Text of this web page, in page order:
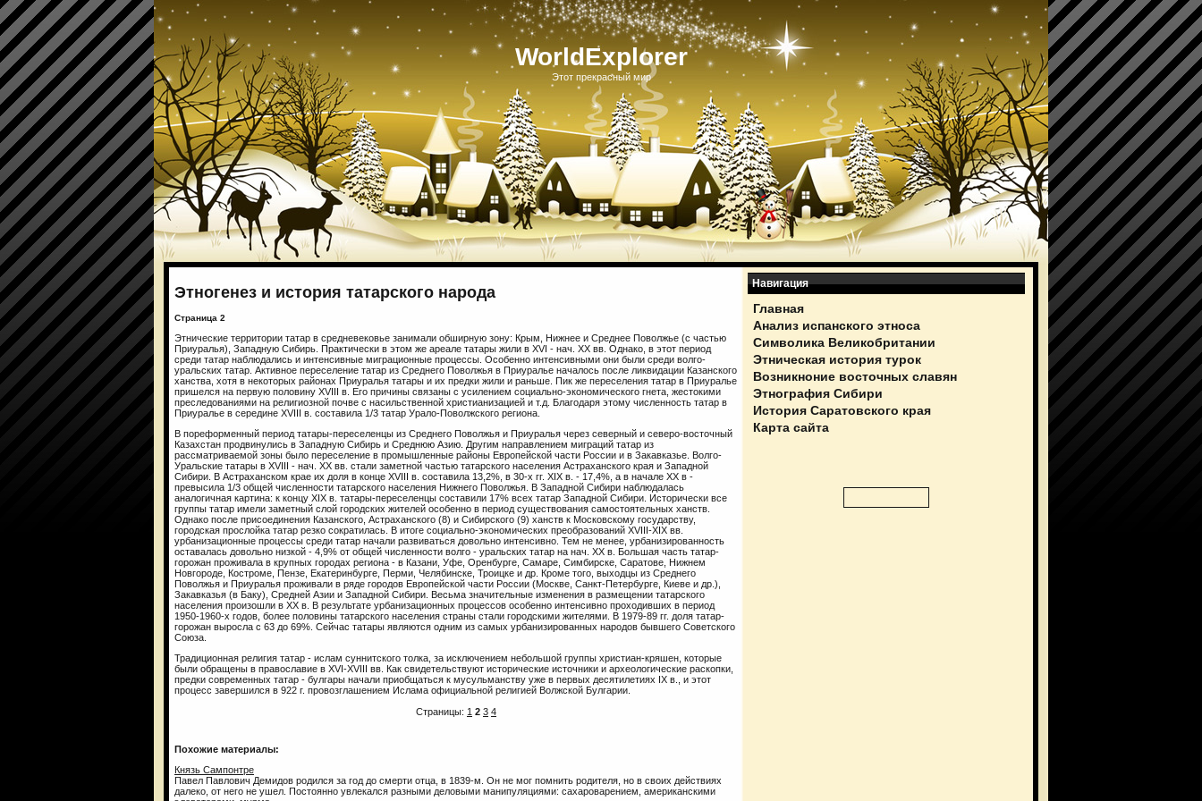
WorldExplorer
Этот прекрасный мир
Навигация
Главная
Анализ испанского этноса
Символика Великобритании
Этническая история турок
Возникноние восточных славян
Этнография Сибири
История Саратовского края
Карта сайта
Этногенез и история татарского народа
Страница 2
Этнические территории татар в средневековье занимали обширную зону: Крым, Нижнее и Среднее Поволжье (с частью
Приуралья), Западную Сибирь. Практически в этом же ареале татары жили в XVI - нач. XX вв. Однако, в этот период
среди татар наблюдались и интенсивные миграционные процессы. Особенно интенсивными они были среди волго-
уральских татар. Активное переселение татар из Среднего Поволжья в Приуралье началось после ликвидации Казанского
ханства, хотя в некоторых районах Приуралья татары и их предки жили и раньше. Пик же переселения татар в Приуралье
пришелся на первую половину XVIII в. Его причины связаны с усилением социально-экономического гнета, жестокими
преследованиями на религиозной почве с насильственной христианизацией и т.д. Благодаря этому численность татар в
Приуралье в середине XVIII в. составила 1/3 татар Урало-Поволжского региона.
В пореформенный период татары-переселенцы из Среднего Поволжья и Приуралья через северный и северо-восточный
Казахстан продвинулись в Западную Сибирь и Среднюю Азию. Другим направлением миграций татар из
рассматриваемой зоны было переселение в промышленные районы Европейской части России и в Закавказье. Волго-
Уральские татары в XVIII - нач. XX вв. стали заметной частью татарского населения Астраханского края и Западной
Сибири. В Астраханском крае их доля в конце XVIII в. составила 13,2%, в 30-х гг. XIX в. - 17,4%, а в начале XX в -
превысила 1/3 общей численности татарского населения Нижнего Поволжья. В Западной Сибири наблюдалась
аналогичная картина: к концу XIX в. татары-переселенцы составили 17% всех татар Западной Сибири. Исторически все
группы татар имели заметный слой городских жителей особенно в период существования самостоятельных ханств.
Однако после присоединения Казанского, Астраханского (8) и Сибирского (9) ханств к Московскому государству,
городская прослойка татар резко сократилась. В итоге социально-экономических преобразований XVIII-XIX вв.
урбанизационные процессы среди татар начали развиваться довольно интенсивно. Тем не менее, урбанизированность
оставалась довольно низкой - 4,9% от общей численности волго - уральских татар на нач. XX в. Большая часть татар-
горожан проживала в крупных городах региона - в Казани, Уфе, Оренбурге, Самаре, Симбирске, Саратове, Нижнем
Новгороде, Костроме, Пензе, Екатеринбурге, Перми, Челябинске, Троицке и др. Кроме того, выходцы из Среднего
Поволжья и Приуралья проживали в ряде городов Европейской части России (Москве, Санкт-Петербурге, Киеве и др.),
Закавказья (в Баку), Средней Азии и Западной Сибири. Весьма значительные изменения в размещении татарского
населения произошли в XX в. В результате урбанизационных процессов особенно интенсивно проходивших в период
1950-1960-х годов, более половины татарского населения страны стали городскими жителями. В 1979-89 гг. доля татар-
горожан выросла с 63 до 69%. Сейчас татары являются одним из самых урбанизированных народов бывшего Советского
Союза.
Традиционная религия татар - ислам суннитского толка, за исключением небольшой группы христиан-кряшен, которые
были обращены в православие в XVI-XVIII вв. Как свидетельствуют исторические источники и археологические раскопки,
предки современных татар - булгары начали приобщаться к мусульманству уже в первых десятилетиях IX в., и этот
процесс завершился в 922 г. провозглашением Ислама официальной религией Волжской Булгарии.
Страницы: 1 2 3 4
Похожие материалы:
Князь Сампонтре
Павел Павлович Демидов родился за год до смерти отца, в 1839-м. Он не мог помнить родителя, но в своих действиях
далеко, от него не ушел. Постоянно увлекался разными деловыми манипуляциями: сахароварением, американскими